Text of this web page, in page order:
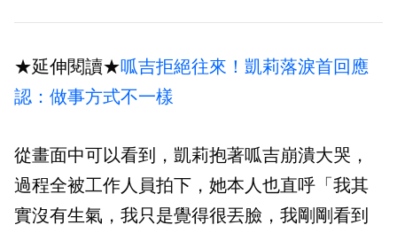
★延伸閱讀★呱吉拒絕往來！凱莉落淚首回應
認：做事方式不一樣
從畫面中可以看到，凱莉抱著呱吉崩潰大哭，
過程全被工作人員拍下，她本人也直呼「我其
實沒有生氣，我只是覺得很丟臉，我剛剛看到